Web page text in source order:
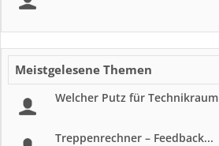
Meistgelesene Themen
Welcher Putz für Technikraum
Treppenrechner – Feedback...